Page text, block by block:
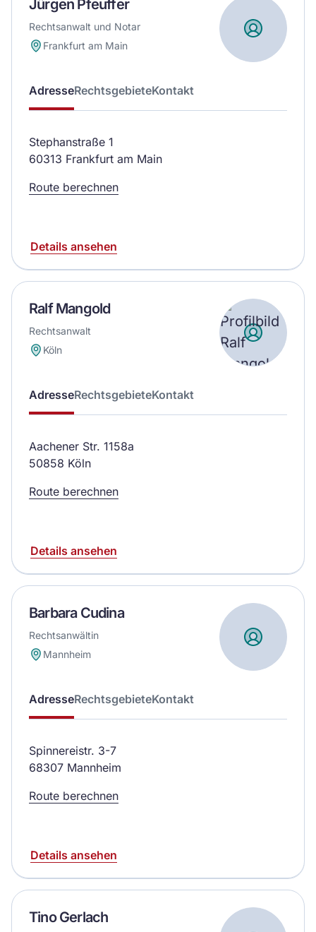
Jürgen Pfeuffer
Rechtsanwalt und Notar
Frankfurt am Main
AdresseRechtsgebieteKontakt
Stephanstraße 1
60313 Frankfurt am Main
Route berechnen
Details ansehen
Ralf Mangold
Rechtsanwalt
Köln
AdresseRechtsgebieteKontakt
Aachener Str. 1158a
50858 Köln
Route berechnen
Details ansehen
Barbara Cudina
Rechtsanwältin
Mannheim
AdresseRechtsgebieteKontakt
Spinnereistr. 3-7
68307 Mannheim
Route berechnen
Details ansehen
Tino Gerlach